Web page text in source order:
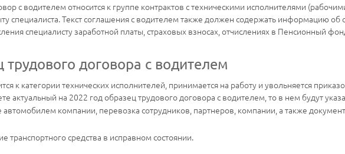
с водителем относится к группе контрактов с техническими исполнителями
специалиста. Текст соглашения с водителем также должен содержать информацию об
специалисту заработной платы, страховых взносах, отчислениях в Пенсионный
трудового договора с водителем
к категории технических исполнителей, принимается на работу и увольняется
актуальный на 2022 год образец трудового договора с водителем, то в нем будут
компании, перевозка сотрудников, партнеров, компании, а также
транспортного средства в исправном состоянии.